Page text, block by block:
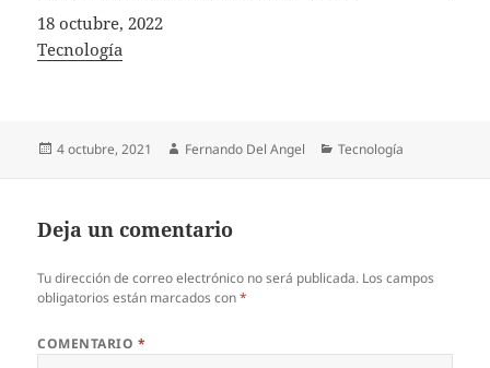
Fecha
18 octubre, 2022
In relation to
Tecnología
Publicado
4 octubre, 2021 Autor
Fernando Del Angel Categorías
Tecnología
Deja un comentario
Tu dirección de correo electrónico no será publicada. Los campos
obligatorios están marcados con*
COMENTARIO *